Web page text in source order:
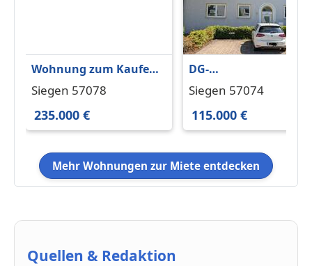
Wohnung zum Kaufen
in Siegen 235.000 €
Siegen 57078
235.000 €
DG-
Eigentumswohnung
Siegen 57074
115.000 €
Mehr Wohnungen zur Miete entdecken
Quellen & Redaktion